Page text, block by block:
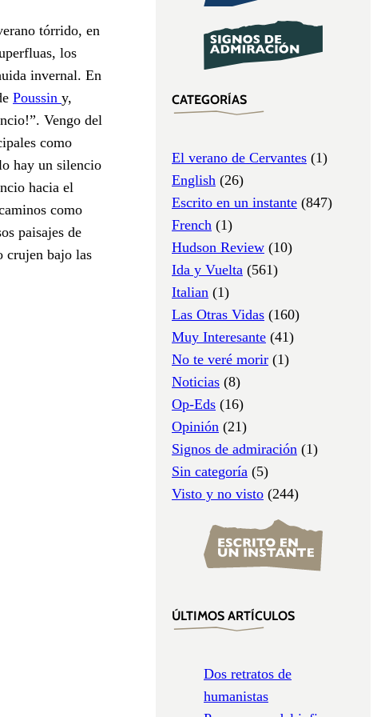
tórrido, en
los
invernal. En
Poussin y,
Vengo del
como
hay un silencio
hacia el
como
paisajes de
crujen bajo las
CATEGORÍAS
El verano de Cervantes (1)
English (26)
Escrito en un instante (847)
French (1)
Hudson Review (10)
Ida y Vuelta (561)
Italian (1)
Las Otras Vidas (160)
Muy Interesante (41)
No te veré morir (1)
Noticias (8)
Op-Eds (16)
Opinión (21)
Signos de admiración (1)
Sin categoría (5)
Visto y no visto (244)
ÚLTIMOS ARTÍCULOS
Dos retratos de
humanistas